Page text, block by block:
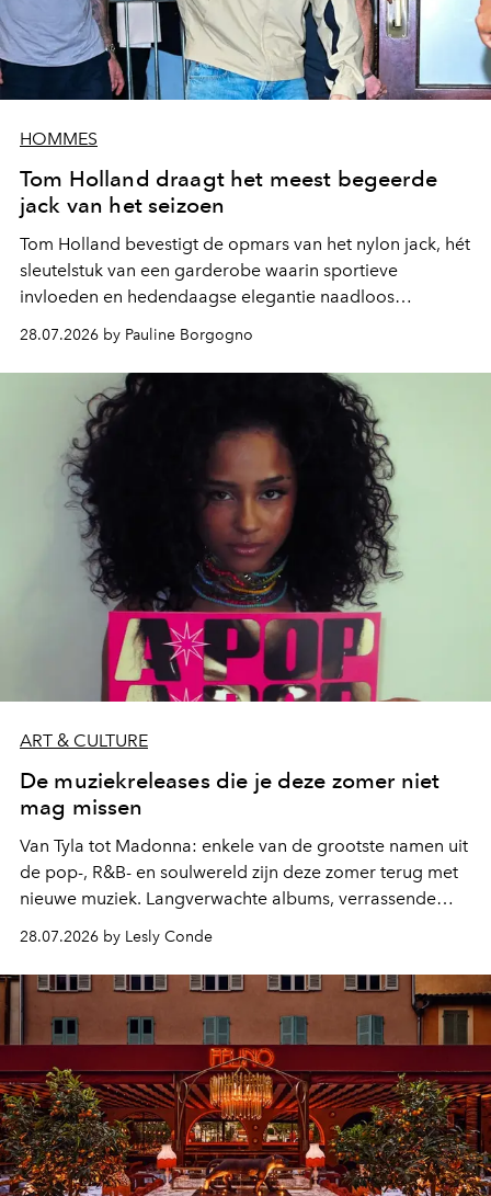
HOMMES
Tom Holland draagt het meest begeerde
jack van het seizoen
Tom Holland bevestigt de opmars van het nylon jack, hét
sleutelstuk van een garderobe waarin sportieve
invloeden en hedendaagse elegantie naadloos
samenkomen.
28.07.2026 by Pauline Borgogno
ART & CULTURE
De muziekreleases die je deze zomer niet
mag missen
Van Tyla tot Madonna: enkele van de grootste namen uit
de pop-, R&B- en soulwereld zijn deze zomer terug met
nieuwe muziek. Langverwachte albums, verrassende
comebacks en veelbelovende nieuwe projecten: dit zijn
de releases die je niet mag missen.
28.07.2026 by Lesly Conde